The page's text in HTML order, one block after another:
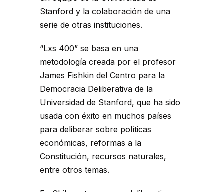
Stanford y la colaboración de una
serie de otras instituciones.
“Lxs 400” se basa en una
metodología creada por el profesor
James Fishkin del Centro para la
Democracia Deliberativa de la
Universidad de Stanford, que ha sido
usada con éxito en muchos países
para deliberar sobre políticas
económicas, reformas a la
Constitución, recursos naturales,
entre otros temas.